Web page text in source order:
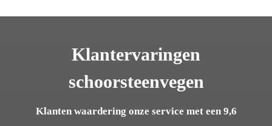
Klantervaringen
schoorsteenvegen
Klanten waardering onze service met een 9,6